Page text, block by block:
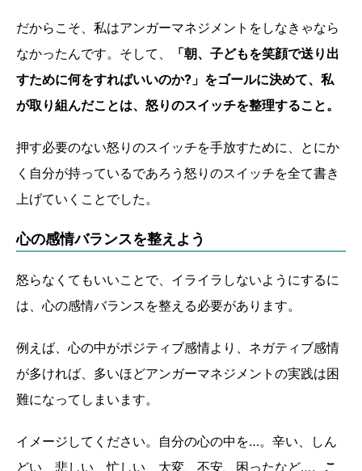
だからこそ、私はアンガーマネジメントをしなきゃなら
なかったんです。そして、
「朝、子どもを笑顔で送り出
すために何をすればいいのか?」をゴールに決めて、私
が取り組んだことは、怒りのスイッチを整理すること。
押す必要のない怒りのスイッチを手放すために、とにか
く自分が持っているであろう怒りのスイッチを全て書き
上げていくことでした。
心の感情バランスを整えよう
怒らなくてもいいことで、イライラしないようにするに
は、心の感情バランスを整える必要があります。
例えば、心の中がポジティブ感情より、ネガティブ感情
が多ければ、多いほどアンガーマネジメントの実践は困
難になってしまいます。
イメージしてください。自分の心の中を…。辛い、しん
どい、悲しい、忙しい、大変、不安、困ったなど…。 こ